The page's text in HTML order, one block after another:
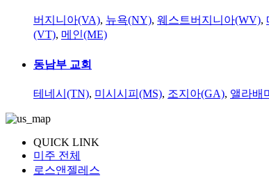
버지니아(VA), 뉴욕(NY), 웨스트버지니아(WV),
(VT), 메인(ME)
동남부 교회
테네시(TN), 미시시피(MS), 조지아(GA), 앨라배
QUICK LINK
미주 전체
로스앤젤레스